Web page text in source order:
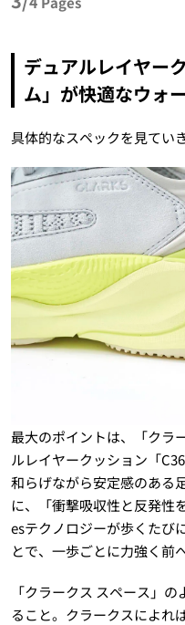
デュアルレイヤー
ム」が快適なウォ
具体的なスペックを見てい
最大のポイントは、「クラ
ルレイヤークッション「
和らげながら安定感のある
に、「衝撃吸収性と反発性
esテクノロジーが歩くたび
とで、一歩ごとに力強く前
「クラークス スペース」
ること。クラークスによれ